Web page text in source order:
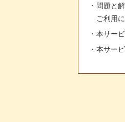
問題と
ご利用
本サー
本サー